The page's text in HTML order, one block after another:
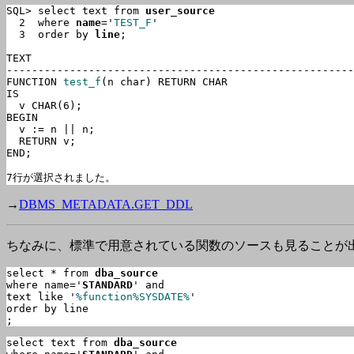
SQL> select text from user_source
  2  where
name=' TEST_F '
  3  order by
line ;
TEXT
FUNCTION test_f (n char) RETURN CHAR
IS
  v CHAR(6);
BEGIN
  v := n || n;
  RETURN v;
END;
7行が選択されました。
→DBMS_METADATA.GET_DDL
ちなみに、標準で用意されている関数のソースも見ることが
select * from dba_source
where name=' STANDARD ' and
text like ' %function%SYSDATE% '
order by line
;
select text from dba_source